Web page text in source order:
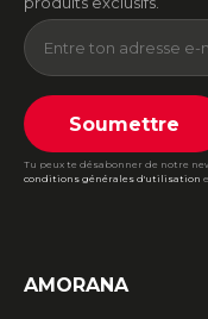
Soumettre
Tu peux te désabonner de notre
conditions générales d'utilisation
AMORANA